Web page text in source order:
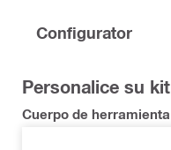
Configurator
Personalice su kit
Cuerpo de herramienta